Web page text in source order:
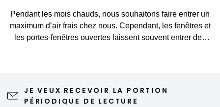
Pendant les mois chauds, nous souhaitons faire entrer un
maximum d’air frais chez nous. Cependant, les fenêtres et
les portes-fenêtres ouvertes laissent souvent entrer des
du printemps et de l’été. Une moustiquaire de qualité
JE VEUX RECEVOIR LA PORTION
PÉRIODIQUE DE LECTURE